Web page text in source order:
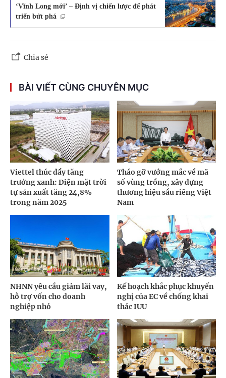
‘Vĩnh Long mới’ – Định vị chiến lược để phát
triển bứt phá
Chia sẻ
BÀI VIẾT CÙNG CHUYÊN MỤC
Viettel thúc đẩy tăng
trưởng xanh: Điện mặt trời
tự sản xuất tăng 24,8%
trong năm 2025
Tháo gỡ vướng mắc về mã
số vùng trồng, xây dựng
thương hiệu sầu riêng Việt
Nam
NHNN yêu cầu giảm lãi vay,
hỗ trợ vốn cho doanh
nghiệp nhỏ
Kế hoạch khắc phục khuyến
nghị của EC về chống khai
thác IUU